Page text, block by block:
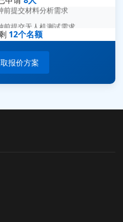
提交无人机测试需求
交机器人测试需求
12个名额
报价方案